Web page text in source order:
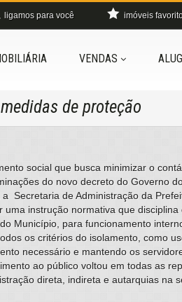
ligamos para você imóveis
VENDAS
de proteção
social que busca minimizar o
do novo decreto do Governo
Secretaria de Administração da
uma instrução normativa que
Município, para funcionamento
os critérios do isolamento, como
necessário e mantendo os
ao público voltou em todas as
direta, indireta e autarquias na